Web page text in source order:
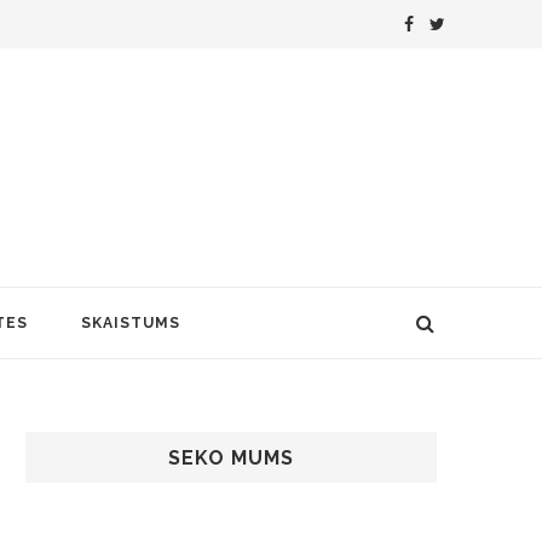
SKAISTUMS
SEKO MUMS